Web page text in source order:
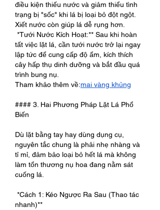
điều kiện thiếu nước và giảm thiểu tình
trạng bị "sốc" khi lá bị loại bỏ đột ngột.
Xiết nước còn giúp lá dễ rụng hơn.
*Tưới Nước Kích Hoạt:** Sau khi hoàn
tất việc lặt lá, cần tưới nước trở lại ngay
lập tức để cung cấp độ ẩm, kích thích
cây hấp thụ dinh dưỡng và bắt đầu quá
trình bung nụ.
Tham khảo thêm về:mai vàng khủng
#### 3. Hai Phương Pháp Lặt Lá Phổ
Biến
Dù lặt bằng tay hay dùng dụng cụ,
nguyên tắc chung là phải nhẹ nhàng và
tỉ mỉ, đảm bảo loại bỏ hết lá mà không
làm tổn thương nụ hoa đang nằm sát
cuống lá.
*Cách 1: Kéo Ngược Ra Sau (Thao tác
nhanh)**